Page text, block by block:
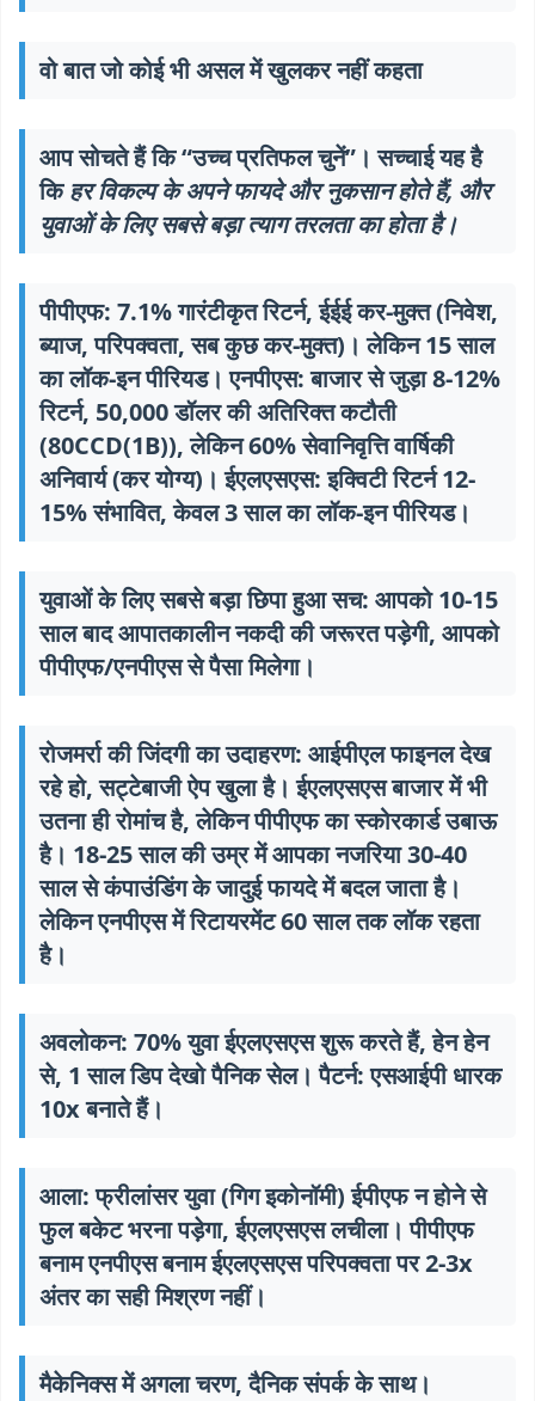
वो बात जो कोई भी असल में खुलकर नहीं कहता
आप सोचते हैं कि “उच्च प्रतिफल चुनें”। सच्चाई यह है
किहर विकल्प के अपने फायदे और नुकसान होते हैं, और
युवाओं के लिए सबसे बड़ा त्याग तरलता का होता है।
पीपीएफ: 7.1% गारंटीकृत रिटर्न, ईईई कर-मुक्त (निवेश,
ब्याज, परिपक्वता, सब कुछ कर-मुक्त)। लेकिन 15 साल
का लॉक-इन पीरियड। एनपीएस: बाजार से जुड़ा 8-12%
रिटर्न, 50,000 डॉलर की अतिरिक्त कटौती
(80CCD(1B)), लेकिन 60% सेवानिवृत्ति वार्षिकी
अनिवार्य (कर योग्य)। ईएलएसएस: इक्विटी रिटर्न 12-
15% संभावित, केवल 3 साल का लॉक-इन पीरियड।
युवाओं के लिए सबसे बड़ा छिपा हुआ सच: आपको 10-15
साल बाद आपातकालीन नकदी की जरूरत पड़ेगी, आपको
पीपीएफ/एनपीएस से पैसा मिलेगा।
रोजमर्रा की जिंदगी का उदाहरण: आईपीएल फाइनल देख
रहे हो, सट्टेबाजी ऐप खुला है। ईएलएसएस बाजार में भी
उतना ही रोमांच है, लेकिन पीपीएफ का स्कोरकार्ड उबाऊ
है। 18-25 साल की उम्र में आपका नजरिया 30-40
साल से कंपाउंडिंग के जादुई फायदे में बदल जाता है।
लेकिन एनपीएस में रिटायरमेंट 60 साल तक लॉक रहता
है।
अवलोकन: 70% युवा ईएलएसएस शुरू करते हैं, हेन हेन
से, 1 साल डिप देखो पैनिक सेल। पैटर्न: एसआईपी धारक
10x बनाते हैं।
आला: फ्रीलांसर युवा (गिग इकोनॉमी) ईपीएफ न होने से
फुल बकेट भरना पड़ेगा, ईएलएसएस लचीला।पीपीएफ
बनाम एनपीएस बनाम ईएलएसएस परिपक्वता पर 2-3x
अंतर का सही मिश्रण नहीं।
मैकेनिक्स में अगला चरण, दैनिक संपर्क के साथ।